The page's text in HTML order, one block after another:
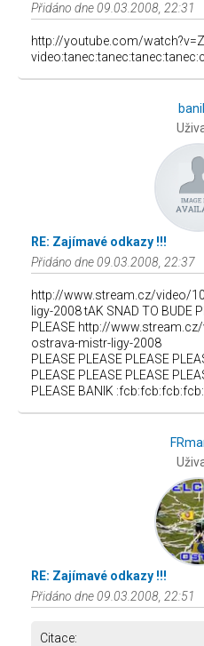
Přidáno dne 09.03.2008, 22:31
http://youtube.com/
RE: Zajímavé odkazy !!!
Přidáno dne 09.03.2008, 22:37
http://www.stream.cz/video/
ligy-2008 tAK SNAD TO BUDE
PLEASE http://
ostrava-mistr-ligy-2008
PLEASE PLEASE PLEASE
PLEASE PLEASE PLEASE
PLEASE BANIK
RE: Zajímavé odkazy !!!
Přidáno dne 09.03.2008, 22:51
Citace: